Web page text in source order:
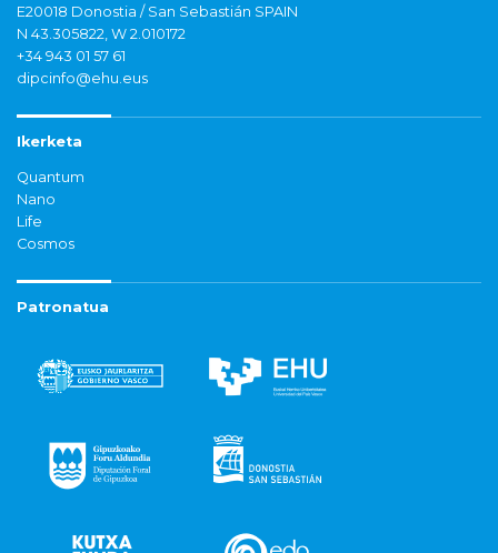
E20018 Donostia / San Sebastián SPAIN
N 43.305822, W 2.010172
+34 943 01 57 61
dipcinfo@ehu.eus
Ikerketa
Quantum
Nano
Life
Cosmos
Patronatua